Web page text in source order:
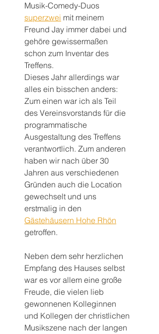
Musik-Comedy-Duos
superzwei mit meinem
Freund Jay immer dabei und
gehöre gewissermaßen
schon zum Inventar des
Treffens.
Dieses Jahr allerdings war
alles ein bisschen anders:
Zum einen war ich als Teil
des Vereinsvorstands für die
programmatische
Ausgestaltung des Treffens
verantwortlich. Zum anderen
haben wir nach über 30
Jahren aus verschiedenen
Gründen auch die Location
gewechselt und uns
erstmalig in den
Gästehäusern Hohe Rhön
getroffen.
Neben dem sehr herzlichen
Empfang des Hauses selbst
war es vor allem eine große
Freude, die vielen lieb
gewonnenen Kolleginnen
und Kollegen der christlichen
Musikszene nach der langen